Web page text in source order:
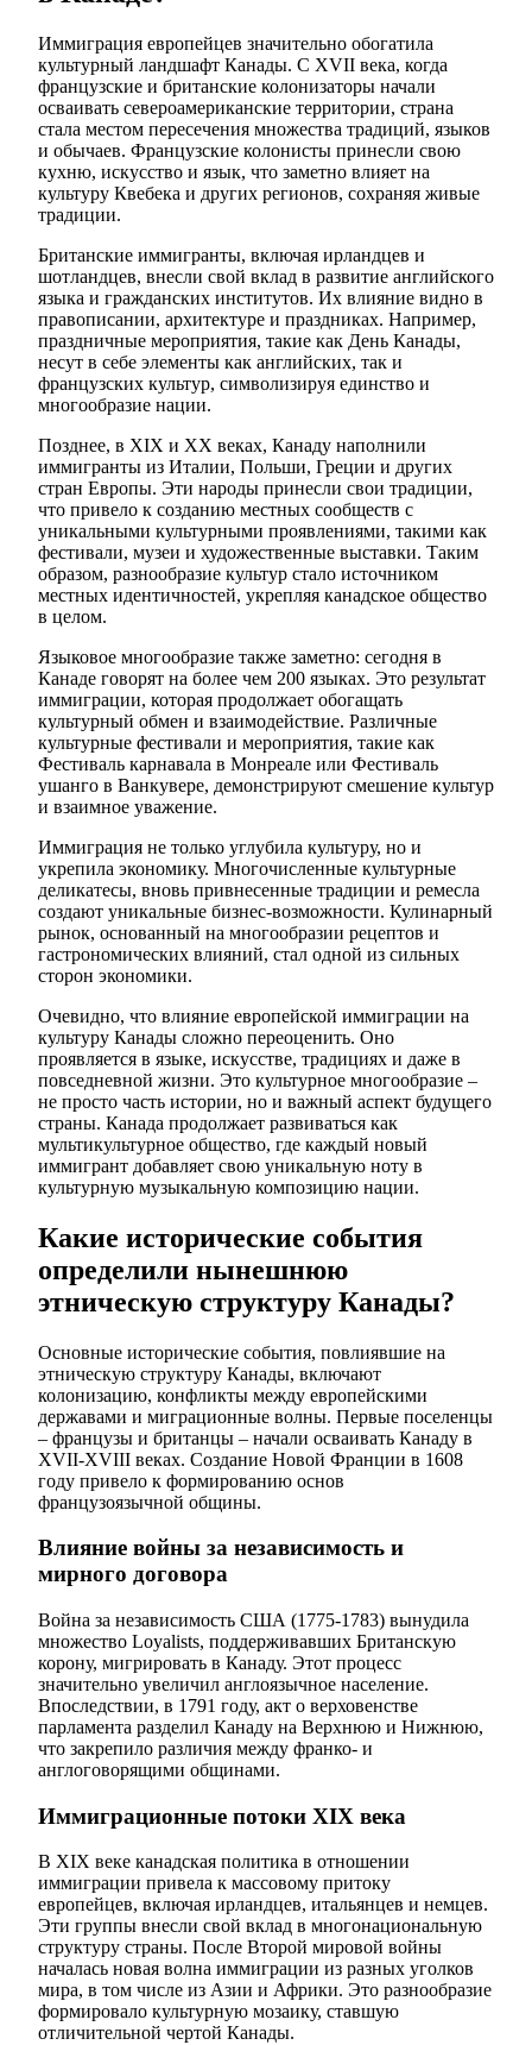
Иммиграция европейцев значительно обогатила
культурный ландшафт Канады. С XVII века, когда
французские и британские колонизаторы начали
осваивать североамериканские территории, страна
стала местом пересечения множества традиций, языков
и обычаев. Французские колонисты принесли свою
кухню, искусство и язык, что заметно влияет на
культуру Квебека и других регионов, сохраняя живые
традиции.
Британские иммигранты, включая ирландцев и
шотландцев, внесли свой вклад в развитие английского
языка и гражданских институтов. Их влияние видно в
правописании, архитектуре и праздниках. Например,
праздничные мероприятия, такие как День Канады,
несут в себе элементы как английских, так и
французских культур, символизируя единство и
многообразие нации.
Позднее, в XIX и XX веках, Канаду наполнили
иммигранты из Италии, Польши, Греции и других
стран Европы. Эти народы принесли свои традиции,
что привело к созданию местных сообществ с
уникальными культурными проявлениями, такими как
фестивали, музеи и художественные выставки. Таким
образом, разнообразие культур стало источником
местных идентичностей, укрепляя канадское общество
в целом.
Языковое многообразие также заметно: сегодня в
Канаде говорят на более чем 200 языках. Это результат
иммиграции, которая продолжает обогащать
культурный обмен и взаимодействие. Различные
культурные фестивали и мероприятия, такие как
Фестиваль карнавала в Монреале или Фестиваль
ушанго в Ванкувере, демонстрируют смешение культур
и взаимное уважение.
Иммиграция не только углубила культуру, но и
укрепила экономику. Многочисленные культурные
деликатесы, вновь привнесенные традиции и ремесла
создают уникальные бизнес-возможности. Кулинарный
рынок, основанный на многообразии рецептов и
гастрономических влияний, стал одной из сильных
сторон экономики.
Очевидно, что влияние европейской иммиграции на
культуру Канады сложно переоценить. Оно
проявляется в языке, искусстве, традициях и даже в
повседневной жизни. Это культурное многообразие –
не просто часть истории, но и важный аспект будущего
страны. Канада продолжает развиваться как
мультикультурное общество, где каждый новый
иммигрант добавляет свою уникальную ноту в
культурную музыкальную композицию нации.
Какие исторические события
определили нынешнюю
этническую структуру Канады?
Основные исторические события, повлиявшие на
этническую структуру Канады, включают
колонизацию, конфликты между европейскими
державами и миграционные волны. Первые поселенцы
– французы и британцы – начали осваивать Канаду в
XVII-XVIII веках. Создание Новой Франции в 1608
году привело к формированию основ
французоязычной общины.
Влияние войны за независимость и
мирного договора
Война за независимость США (1775-1783) вынудила
множество Loyalists, поддерживавших Британскую
корону, мигрировать в Канаду. Этот процесс
значительно увеличил англоязычное население.
Впоследствии, в 1791 году, акт о верховенстве
парламента разделил Канаду на Верхнюю и Нижнюю,
что закрепило различия между франко- и
англоговорящими общинами.
Иммиграционные потоки XIX века
В XIX веке канадская политика в отношении
иммиграции привела к массовому притоку
европейцев, включая ирландцев, итальянцев и немцев.
Эти группы внесли свой вклад в многонациональную
структуру страны. После Второй мировой войны
началась новая волна иммиграции из разных уголков
мира, в том числе из Азии и Африки. Это разнообразие
формировало культурную мозаику, ставшую
отличительной чертой Канады.